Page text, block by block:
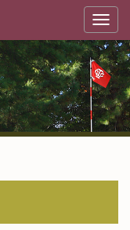
T
g
g
l
e
n
a
v
i
a
n
垂